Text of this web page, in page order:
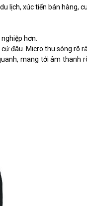
lịch, xúc tiến bán hàng,
hơn.
đâu. Micro thu sóng rõ
mang tới âm thanh